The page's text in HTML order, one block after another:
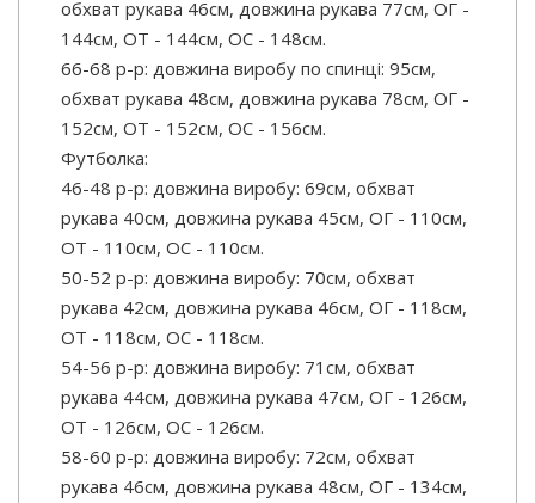
обхват рукава 46см, довжина рукава 77см, ОГ -
144см, ОТ - 144см, ОС - 148см.
66-68 р-р: довжина виробу по спинці: 95см,
обхват рукава 48см, довжина рукава 78см, ОГ -
152см, ОТ - 152см, ОС - 156см.
Футболка:
46-48 р-р: довжина виробу: 69см, обхват
рукава 40см, довжина рукава 45см, ОГ - 110см,
ОТ - 110см, ОС - 110см.
50-52 р-р: довжина виробу: 70см, обхват
рукава 42см, довжина рукава 46см, ОГ - 118см,
ОТ - 118см, ОС - 118см.
54-56 р-р: довжина виробу: 71см, обхват
рукава 44см, довжина рукава 47см, ОГ - 126см,
ОТ - 126см, ОС - 126см.
58-60 р-р: довжина виробу: 72см, обхват
рукава 46см, довжина рукава 48см, ОГ - 134см,